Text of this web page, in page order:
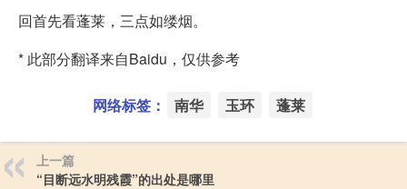
回首先看蓬莱，三点如缕烟。
* 此部分翻译来自Baidu，仅供参考
网络标签： 南华 玉环 蓬莱
上一篇
“目断远水明残霞”的出处是哪里